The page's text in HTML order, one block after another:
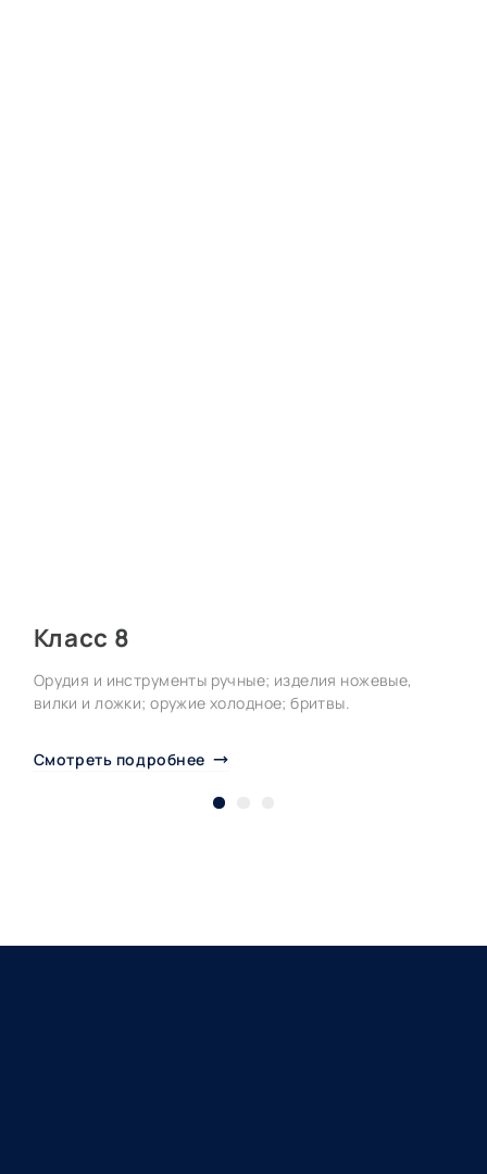
Класс 8
Орудия и инструменты ручные; изделия ножевые,
вилки и ложки; оружие холодное; бритвы.
Смотреть подробнее